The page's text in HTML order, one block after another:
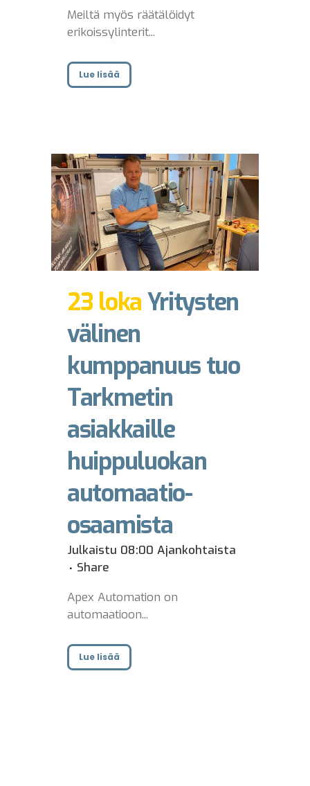
Meiltä myös räätälöidyt
erikoissylinterit...
Lue lisää
23 loka Yritysten
välinen
kumppanuus tuo
Tarkmetin
asiakkaille
huippuluokan
automaatio-
osaamista
Julkaistu 08:00 Ajankohtaista
Share
Apex Automation on
automaatioon...
Lue lisää